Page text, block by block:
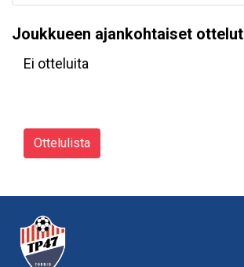
Joukkueen ajankohtaiset ottelut
Ei otteluita
Ottelulista